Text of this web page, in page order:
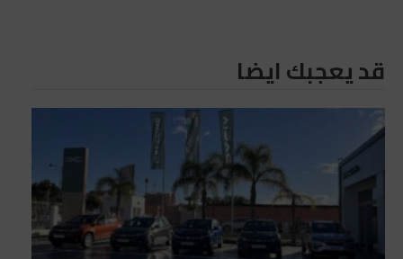
قد يعجبك ايضا